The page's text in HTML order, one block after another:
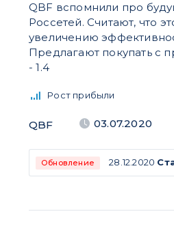
QBF вспомнили про
Россетей. Считают, что
увеличению
Предлагают покупать с
- 1.4
Рост прибыли
QBF 03.07.2020
Обновление 28.12.2020